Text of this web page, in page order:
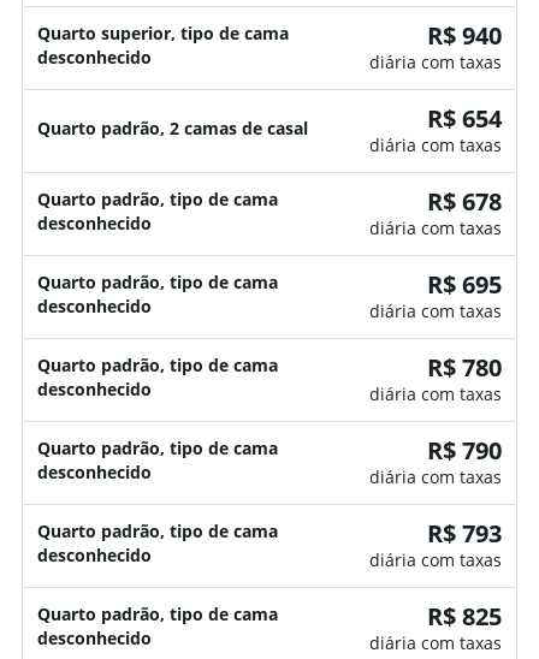
Quarto superior, tipo de cama
desconhecido
R$ 940
diária com taxas
Quarto padrão, 2 camas de casal R$ 654
diária com taxas
Quarto padrão, tipo de cama
desconhecido
R$ 678
diária com taxas
Quarto padrão, tipo de cama
desconhecido
R$ 695
diária com taxas
Quarto padrão, tipo de cama
desconhecido
R$ 780
diária com taxas
Quarto padrão, tipo de cama
desconhecido
R$ 790
diária com taxas
Quarto padrão, tipo de cama
desconhecido
R$ 793
diária com taxas
Quarto padrão, tipo de cama
desconhecido
R$ 825
diária com taxas